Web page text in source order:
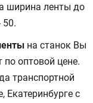
ширина ленты до
на станок Вы
оптовой цене.
транспортной
Екатеринбурге с